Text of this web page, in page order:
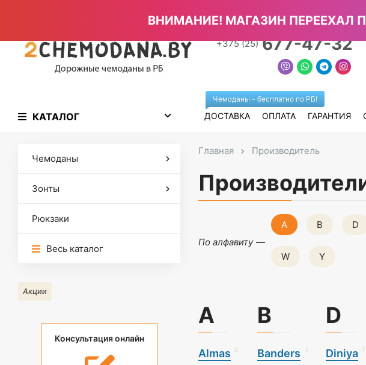
+375 (25) 677-47-32
КАТАЛОГ ДОСТАВКА
Чемоданы - бесплатно по РБ!
ОПЛАТА ГАРАНТИЯ
Чемоданы
Зонты
Рюкзаки
Весь каталог
Акции
Консультация онлайн
Главная Производитель
По алфавиту
A B D
W Y
A
Almas 0
B
Banders 3
D
Diniya 1
ВНИМАНИЕ! МАГАЗИН ПЕРЕЕХАЛ